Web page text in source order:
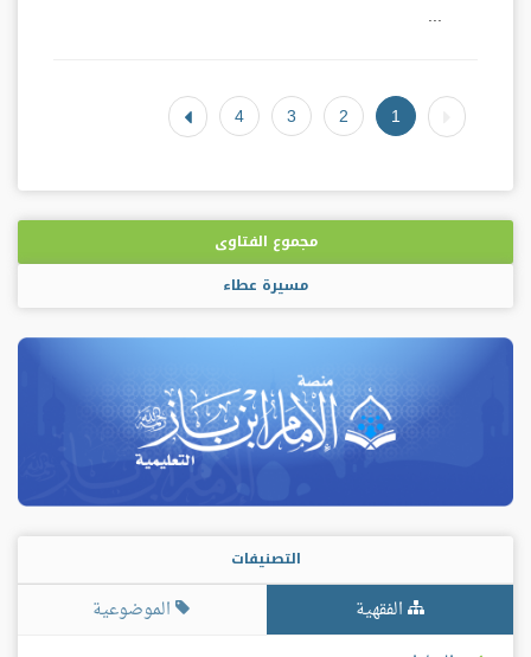
...
1
2
3
4
مجموع الفتاوى
مسيرة عطاء
التصنيفات
الفقهية
الموضوعية